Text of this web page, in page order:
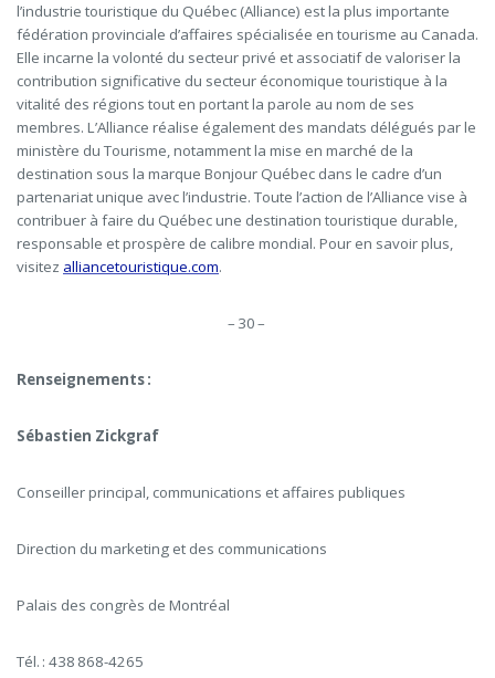
l’industrie touristique du Québec (Alliance) est la plus importante
fédération provinciale d’affaires spécialisée en tourisme au Canada.
Elle incarne la volonté du secteur privé et associatif de valoriser la
contribution significative du secteur économique touristique à la
vitalité des régions tout en portant la parole au nom de ses
membres. L’Alliance réalise également des mandats délégués par le
ministère du Tourisme, notamment la mise en marché de la
destination sous la marque Bonjour Québec dans le cadre d’un
partenariat unique avec l’industrie. Toute l’action de l’Alliance vise à
contribuer à faire du Québec une destination touristique durable,
responsable et prospère de calibre mondial. Pour en savoir plus,
visitez alliancetouristique.com.
– 30 –
Renseignements :
Sébastien Zickgraf
Conseiller principal, communications et affaires publiques
Direction du marketing et des communications
Palais des congrès de Montréal
Tél. : 438 868-4265